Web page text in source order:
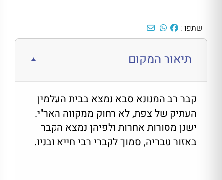
שתפו :
תיאור המקום
קבר רב המנונא סבא נמצא בבית העלמין
העתיק של צפת, לא רחוק ממקווה האר"י.
ישנן מסורות אחרות ולפיהן נמצא הקבר
באזור טבריה, סמוך לקברי רבי חייא ובניו.